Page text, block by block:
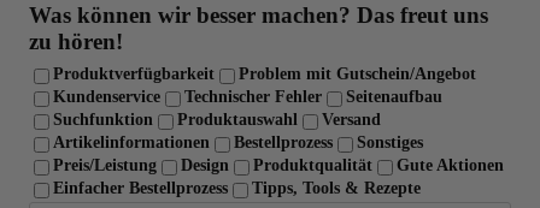
Was können wir besser machen? Das freut uns
zu hören!
Produktverfügbarkeit
Problem mit Gutschein/Angebot
Kundenservice
Technischer Fehler
Seitenaufbau
Suchfunktion
Produktauswahl
Versand
Artikelinformationen
Bestellprozess
Sonstiges
Preis/Leistung
Design Produktqualität
Gute Aktionen
Einfacher Bestellprozess
Tipps, Tools & Rezepte